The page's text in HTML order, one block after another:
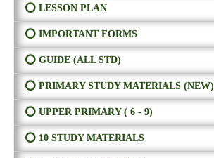
⭕ LESSON PLAN
⭕ IMPORTANT FORMS
⭕ GUIDE (ALL STD)
⭕ PRIMARY STUDY MATERIALS (NEW)
⭕ UPPER PRIMARY ( 6 - 9)
⭕ 10 STUDY MATERIALS